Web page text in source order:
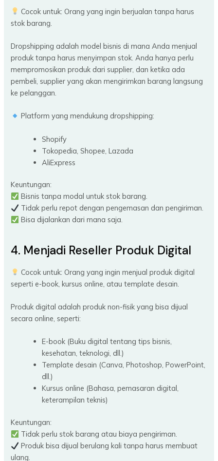
Cocok untuk: Orang yang ingin berjualan tanpa harus
stok barang.
Dropshipping adalah model bisnis di mana Anda menjual
produk tanpa harus menyimpan stok. Anda hanya perlu
mempromosikan produk dari supplier, dan ketika ada
pembeli, supplier yang akan mengirimkan barang langsung
ke pelanggan.
Platform yang mendukung dropshipping:
Shopify
Tokopedia, Shopee, Lazada
AliExpress
Keuntungan:
Bisnis tanpa modal untuk stok barang.
Tidak perlu repot dengan pengemasan dan pengiriman.
Bisa dijalankan dari mana saja.
4. Menjadi Reseller Produk Digital
Cocok untuk: Orang yang ingin menjual produk digital
seperti e-book, kursus online, atau template desain.
Produk digital adalah produk non-fisik yang bisa dijual
secara online, seperti:
E-book (Buku digital tentang tips bisnis,
kesehatan, teknologi, dll.)
Template desain (Canva, Photoshop, PowerPoint,
dll.)
Kursus online (Bahasa, pemasaran digital,
keterampilan teknis)
Keuntungan:
Tidak perlu stok barang atau biaya pengiriman.
Produk bisa dijual berulang kali tanpa harus membuat
ulang.